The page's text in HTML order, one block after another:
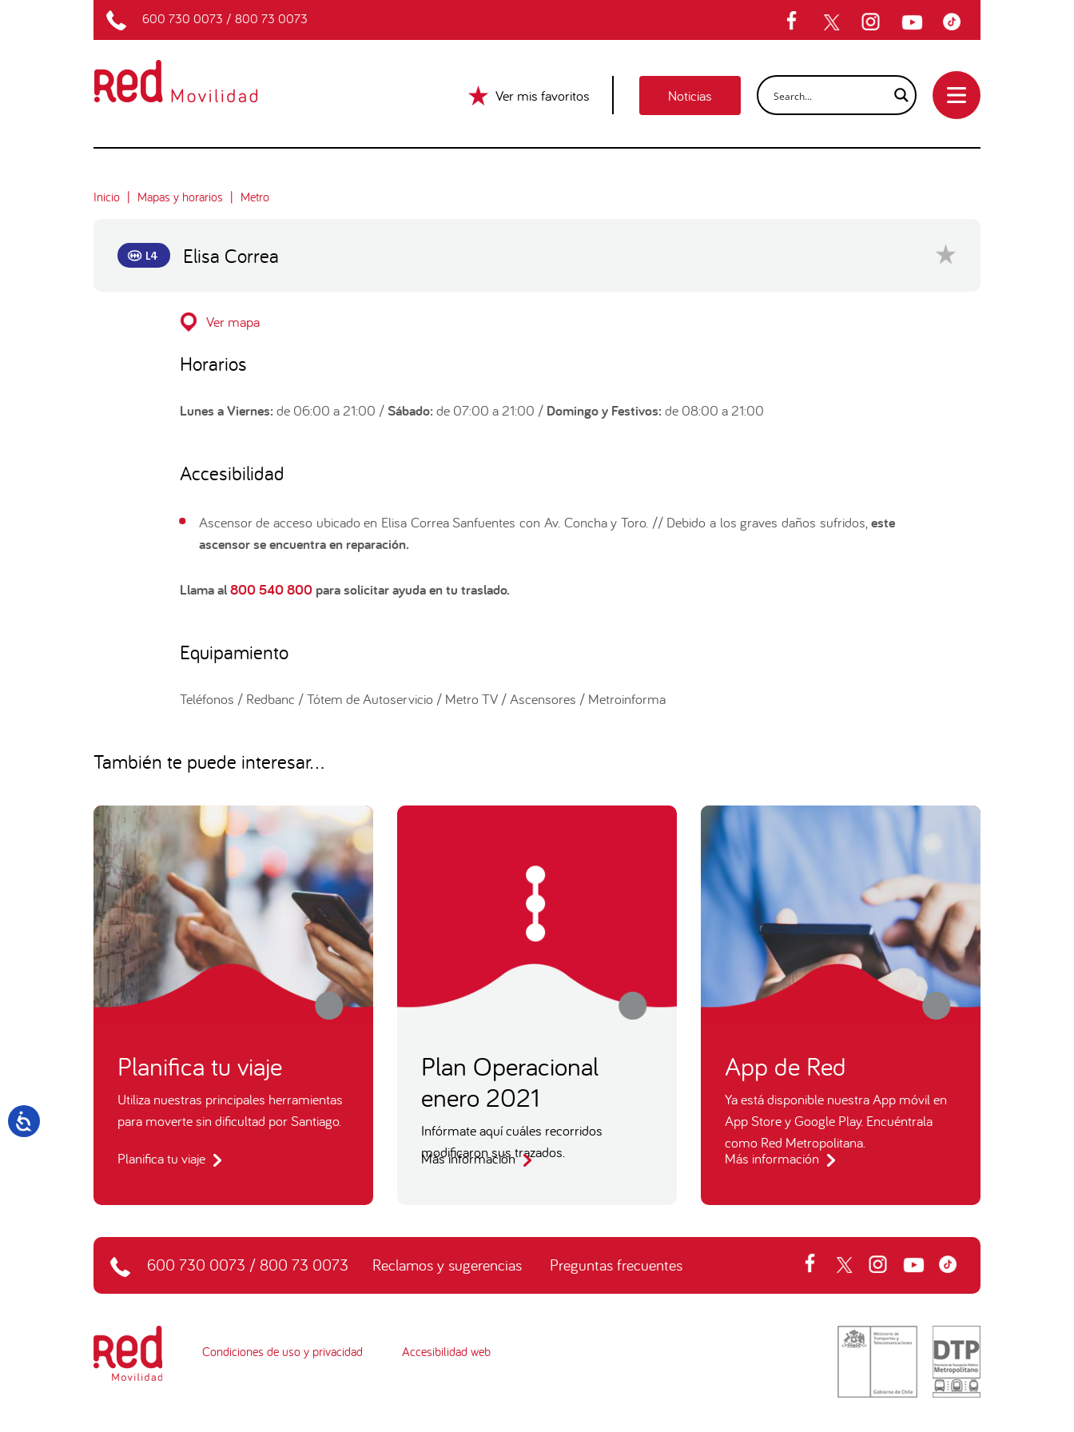
600 730 0073 / 800 73 0073
Ver mis favoritos Noticias
Inicio Mapas y horarios Metro
L4 Elisa Correa
Ver mapa
Horarios
Lunes a Viernes: de 06:00 a 21:00 /Sábado: de 07:00 a 21:00 / Domingo y Festivos: de 08:00 a 21:00
Accesibilidad
Ascensor de acceso ubicado en Elisa Correa Sanfuentes con Av. Concha y Toro. // Debido a los graves daños sufridos,este
ascensor se encuentra en reparación.
Llama al800 540 800para solicitar ayuda en tu traslado.
Equipamiento
Teléfonos / Redbanc / Tótem de Autoservicio / Metro TV / Ascensores / Metroinforma
También te puede interesar...
Planifica tu viaje
Utiliza nuestras principales herramientas
para moverte sin dificultad por Santiago.
Planifica tu viaje
Plan Operacional
enero 2021
Infórmate aquí cuáles recorridos
modificaron sus trazados.
Más información
App de Red
Ya está disponible nuestra App móvil en
App Store y Google Play. Encuéntrala
como Red Metropolitana.
Más información
600 730 0073 / 800 73 0073 Reclamos y sugerencias Preguntas frecuentes
Condiciones de uso y privacidad Accesibilidad web